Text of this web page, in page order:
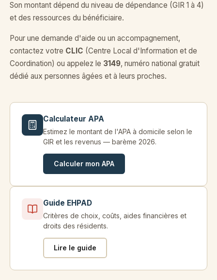
Son montant dépend du niveau de dépendance (GIR 1 à 4)
et des ressources du bénéficiaire.
Pour une demande d'aide ou un accompagnement,
contactez votre CLIC (Centre Local d'Information et de
Coordination) ou appelez le 3149, numéro national gratuit
dédié aux personnes âgées et à leurs proches.
Calculateur APA
Estimez le montant de l'APA à domicile selon le
GIR et les revenus — barème 2026.
Calculer mon APA
Guide EHPAD
Critères de choix, coûts, aides financières et
droits des résidents.
Lire le guide